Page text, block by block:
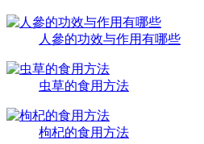
人參的功效与作用有哪些
虫草的食用方法
枸杞的食用方法